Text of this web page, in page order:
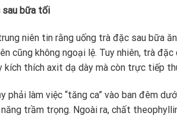
sau bữa tối
niên tin rằng uống trà đặc sau bữa
cũng không ngoại lệ. Tuy nhiên, trà
kích thích axit dạ dày mà còn trực tiếp
phải làm việc “tăng ca” vào ban đêm
trầm trọng. Ngoài ra, chất